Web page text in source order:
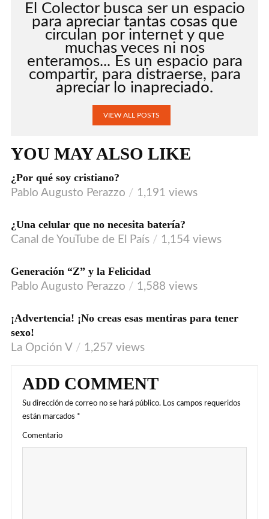
El Colector busca ser un espacio
para apreciar tantas cosas que
circulan por internet y que
muchas veces ni nos
enteramos... Es un espacio para
compartir, para distraerse, para
apreciar lo inapreciado.
VIEW ALL POSTS
YOU MAY ALSO LIKE
¿Por qué soy cristiano?
Pablo Augusto Perazzo 1,191 views
VIDEO
¿Una celular que no necesita batería?
Canal de YouTube de El País 1,154 views
Generación “Z” y la Felicidad
Pablo Augusto Perazzo 1,588 views
¡Advertencia! ¡No creas esas mentiras para tener
sexo!
La Opción V 1,257 views
ADD COMMENT
Su dirección de correo no se hará público. Los campos requeridos
están marcados *
Comentario